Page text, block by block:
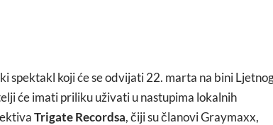
spektakl koji će se odvijati 22. marta na bini
će imati priliku uživati u nastupima lokalnih
Trigate Recordsa, čiji su članovi Graymaxx,